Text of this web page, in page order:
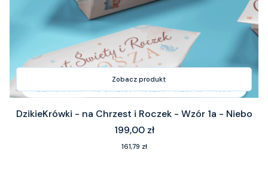
Zobacz produkt
DzikieKrówki - na Chrzest i Roczek - Wzór 1a - Niebo
Cena
199,00 zł
Cena
161,79 zł